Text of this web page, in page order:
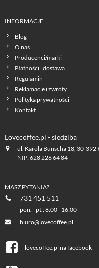
INFORMACJE
Blog
O nas
Producenci/marki
Płatności i dostawa
Regulamin
Reklamacje i zwroty
Polityka prywatności
Kontakt
Lovecoffee.pl - siedziba
ul. Karola Bunscha 18, 30-392
NIP: 628 226 64 84
MASZ PYTANIA?
731 451 511
pon. - pt.: 8:00 - 16:00
biuro@lovecoffee.pl
lovecoffee.pl na facebook